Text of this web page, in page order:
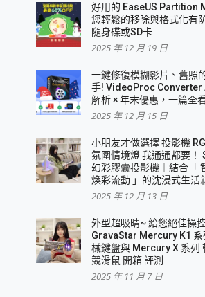
好用的 EaseUS Partition
您輕鬆的移除與格式化有
隨身碟或SD卡
2025 年 12 月 19 日
一鍵修復模糊影片、舊照
手! VideoProc Converter
解析 × 年末優惠，一篇全
2025 年 12 月 15 日
小朋友才做選擇 投影機
氛圍情境燈 我通通都要！
幻彩膠囊投影機｜結合「
煥彩流動 」的沈浸式生活
2025 年 12 月 13 日
外型超吸晴~ 給您絕佳操
GravaStar Mercury K1 系
械鍵盤與 Mercury X 系列
競滑鼠 開箱 評測
2025 年 11 月 7 日